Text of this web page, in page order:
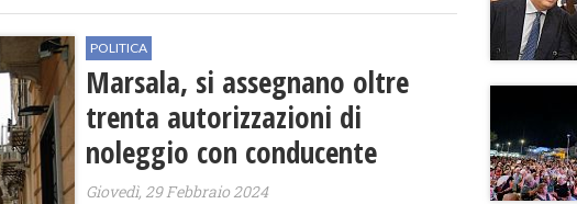
POLITICA
Marsala, si assegnano oltre
trenta autorizzazioni di
noleggio con conducente
Giovedì, 29 Febbraio 2024